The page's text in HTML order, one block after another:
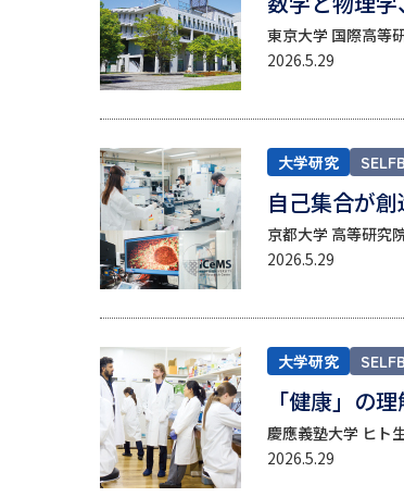
東京大学 国際高等
2026.5.29
大学研究
自己集合が
京都大学 高等研究
2026.5.29
大学研究
「健康」の
慶應義塾大学 ヒト
2026.5.29